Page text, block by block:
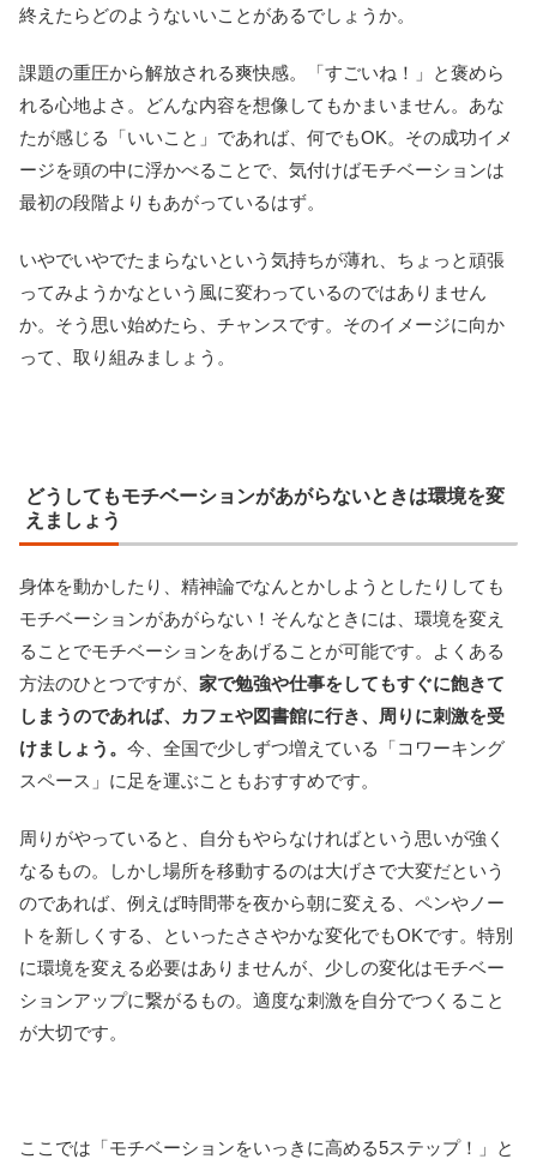
終えたらどのようないいことがあるでしょうか。
課題の重圧から解放される爽快感。「すごいね！」と褒めら
れる心地よさ。どんな内容を想像してもかまいません。あな
たが感じる「いいこと」であれば、何でもOK。その成功イメ
ージを頭の中に浮かべることで、気付けばモチベーションは
最初の段階よりもあがっているはず。
いやでいやでたまらないという気持ちが薄れ、ちょっと頑張
ってみようかなという風に変わっているのではありません
か。そう思い始めたら、チャンスです。そのイメージに向か
って、取り組みましょう。
どうしてもモチベーションがあがらないときは環境を変
えましょう
身体を動かしたり、精神論でなんとかしようとしたりしても
モチベーションがあがらない！そんなときには、環境を変え
ることでモチベーションをあげることが可能です。よくある
方法のひとつですが、 家で勉強や仕事をしてもすぐに飽きて
しまうのであれば、カフェや図書館に行き、周りに刺激を受
けましょう。 今、全国で少しずつ増えている「コワーキング
スペース」に足を運ぶこともおすすめです。
周りがやっていると、自分もやらなければという思いが強く
なるもの。しかし場所を移動するのは大げさで大変だという
のであれば、例えば時間帯を夜から朝に変える、ペンやノー
トを新しくする、といったささやかな変化でもOKです。特別
に環境を変える必要はありませんが、少しの変化はモチベー
ションアップに繋がるもの。適度な刺激を自分でつくること
が大切です。
ここでは「モチベーションをいっきに高める5ステップ！」と